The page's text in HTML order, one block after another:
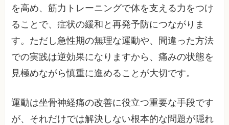
を高め、筋力トレーニングで体を支える力をつけ
ることで、症状の緩和と再発予防につながりま
す。ただし急性期の無理な運動や、間違った方法
での実践は逆効果になりますから、痛みの状態を
見極めながら慎重に進めることが大切です。
運動は坐骨神経痛の改善に役立つ重要な手段です
が、それだけでは解決しない根本的な問題が隠れ